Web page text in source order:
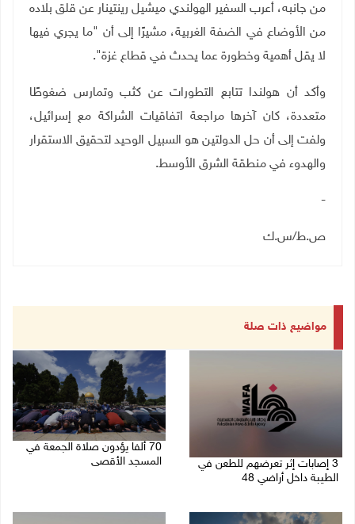
من جانبه، أعرب السفير الهولندي ميشيل رينتينار عن قلق بلاده
من الأوضاع في الضفة الغربية، مشيرًا إلى أن "ما يجري فيها
لا يقل أهمية وخطورة عما يحدث في قطاع غزة".
وأكد أن هولندا تتابع التطورات عن كثب وتمارس ضغوطًا
متعددة، كان آخرها مراجعة اتفاقيات الشراكة مع إسرائيل،
ولفت إلى أن حل الدولتين هو السبيل الوحيد لتحقيق الاستقرار
والهدوء في منطقة الشرق الأوسط.
-
ص.ط/س.ك
مواضيع ذات صلة
3 إصابات إثر تعرضهم للطعن في
الطيبة داخل أراضي 48
70 ألفا يؤدون صلاة الجمعة في
المسجد الأقصى